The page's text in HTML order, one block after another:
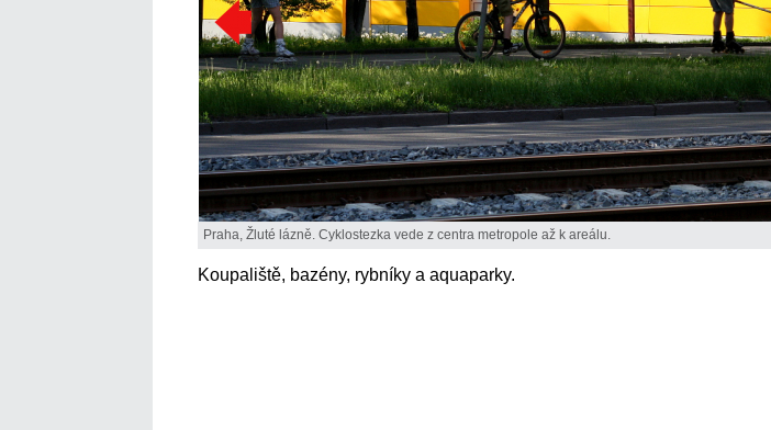
Praha, Žluté lázně. Cyklostezka vede z centra metropole až k areálu.
Koupaliště, bazény, rybníky a aquaparky.